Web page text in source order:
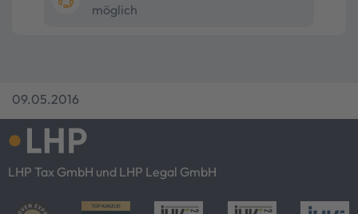
möglich
09.05.2016
LHP Tax GmbH und LHP Legal GmbH